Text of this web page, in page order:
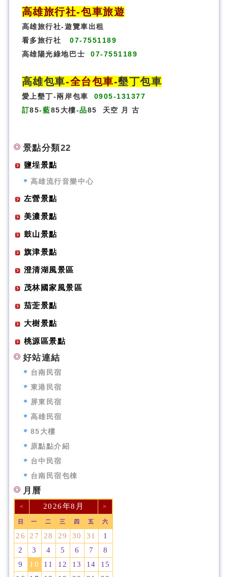
高雄旅行社-包車旅遊
高雄旅行社-遊覽車出租
看多旅行社
07-7551189
高雄陽光綠地巴士
07-7551189
高雄包車-全台包車-墾丁包車
愛上墾丁-兩岸包車
0905-131377
訂85-藍85大樓-品85 天空 月 古
景點分類22
鹽埕景點
高雄流行音樂中心
左營景點
美濃景點
鼓山景點
旗津景點
澄清湖風景區
茂林國家風景區
茄萣景點
大樹景點
桃源區景點
好站連結
台南民宿
東港民宿
屏東民宿
高雄民宿
85大樓
原點點介紹
台中民宿
台南民宿包棟
月曆
< 2026年8月 >
日 一 二 三 四 五 六
26 27 28 29 30 31
1
2
3 4 5 6 7
8
9
10 11 12 13 14
15